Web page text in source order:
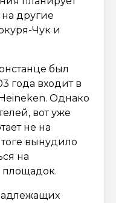
другие
Чук и
был
года входит в
Однако
вот уже
не на
вынудило
на
площадок.